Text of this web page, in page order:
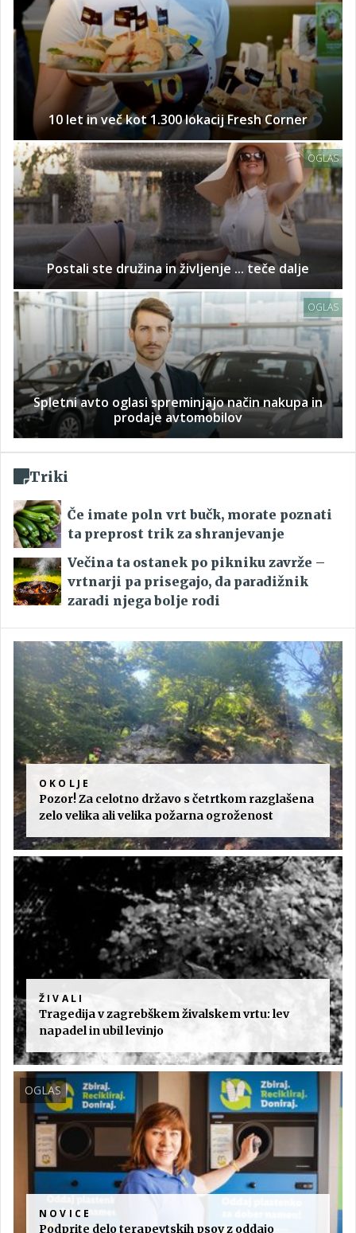
10 let in več kot 1.300 lokacij Fresh Corner
OGLAS
Postali ste družina in življenje ... teče dalje
OGLAS
Spletni avto oglasi spreminjajo način nakupa in
prodaje avtomobilov
Triki
Če imate poln vrt bučk, morate poznati
ta preprost trik za shranjevanje
Večina ta ostanek po pikniku zavrže –
vrtnarji pa prisegajo, da paradižnik
zaradi njega bolje rodi
OKOLJE
Pozor! Za celotno državo s četrtkom razglašena
zelo velika ali velika požarna ogroženost
ŽIVALI
Tragedija v zagrebškem živalskem vrtu: lev
napadel in ubil levinjo
OGLAS
NOVICE
Podprite delo terapevtskih psov z oddajo